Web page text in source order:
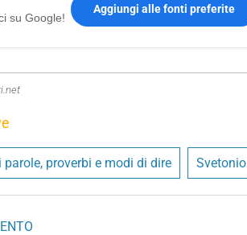
su Google!
Aggiungi alle fonti preferite
proverbi e modi di dire Svetonio